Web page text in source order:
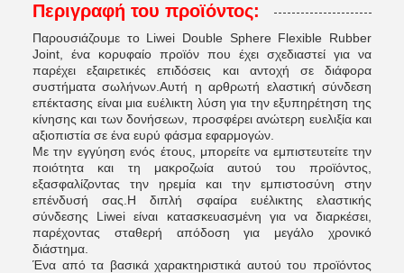
Περιγραφή του προϊόντος:
Παρουσιάζουμε το Liwei Double Sphere Flexible Rubber
Joint, ένα κορυφαίο προϊόν που έχει σχεδιαστεί για να
παρέχει εξαιρετικές επιδόσεις και αντοχή σε διάφορα
συστήματα σωλήνων.Αυτή η αρθρωτή ελαστική σύνδεση
επέκτασης είναι μια ευέλικτη λύση για την εξυπηρέτηση της
κίνησης και των δονήσεων, προσφέρει ανώτερη ευελιξία και
αξιοπιστία σε ένα ευρύ φάσμα εφαρμογών.
Με την εγγύηση ενός έτους, μπορείτε να εμπιστευτείτε την
ποιότητα και τη μακροζωία αυτού του προϊόντος,
εξασφαλίζοντας την ηρεμία και την εμπιστοσύνη στην
επένδυσή σας.Η διπλή σφαίρα ευέλικτης ελαστικής
σύνδεσης Liwei είναι κατασκευασμένη για να διαρκέσει,
παρέχοντας σταθερή απόδοση για μεγάλο χρονικό
διάστημα.
Ένα από τα βασικά χαρακτηριστικά αυτού του προϊόντος